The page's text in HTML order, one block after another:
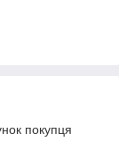
покупця